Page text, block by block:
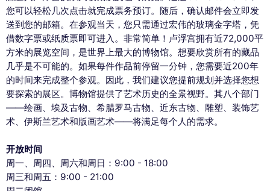
您可以轻松几次点击就完成票务预订。随后，确认邮件会立即发
送到您的邮箱。在参观当天，您只需通过宏伟的玻璃金字塔，凭
借数字票或纸质票即可进入。非常简单！卢浮宫拥有近72,000平
方米的展览空间，是世界上最大的博物馆。想要欣赏所有的藏品
几乎是不可能的。如果每件作品前停留一分钟，您需要近200年
的时间来完成整个参观。因此，我们建议您提前规划并选择您想
要探索的展区。博物馆提供了艺术历史的全景视野。其八个部门
——绘画、埃及古物、希腊罗马古物、近东古物、雕塑、装饰艺
术、伊斯兰艺术和版画艺术——将满足每个人的需求。
开放时间
周一、周四、周六和周日：9:00 - 18:00
周三和周五：9:00 - 21:00